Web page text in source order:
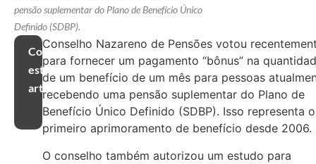
pensão suplementar do Plano de Benefício Único
Definido (SDBP).
Compartilhar
este
artigo
Conselho Nazareno de Pensões votou
para fornecer um pagamento “bônus” na
de um benefício de um mês para pessoas
recebendo uma pensão suplementar do Plano de
Benefício Único Definido (SDBP). Isso representa o
primeiro aprimoramento de benefício desde 2006.
O conselho também autorizou um estudo para